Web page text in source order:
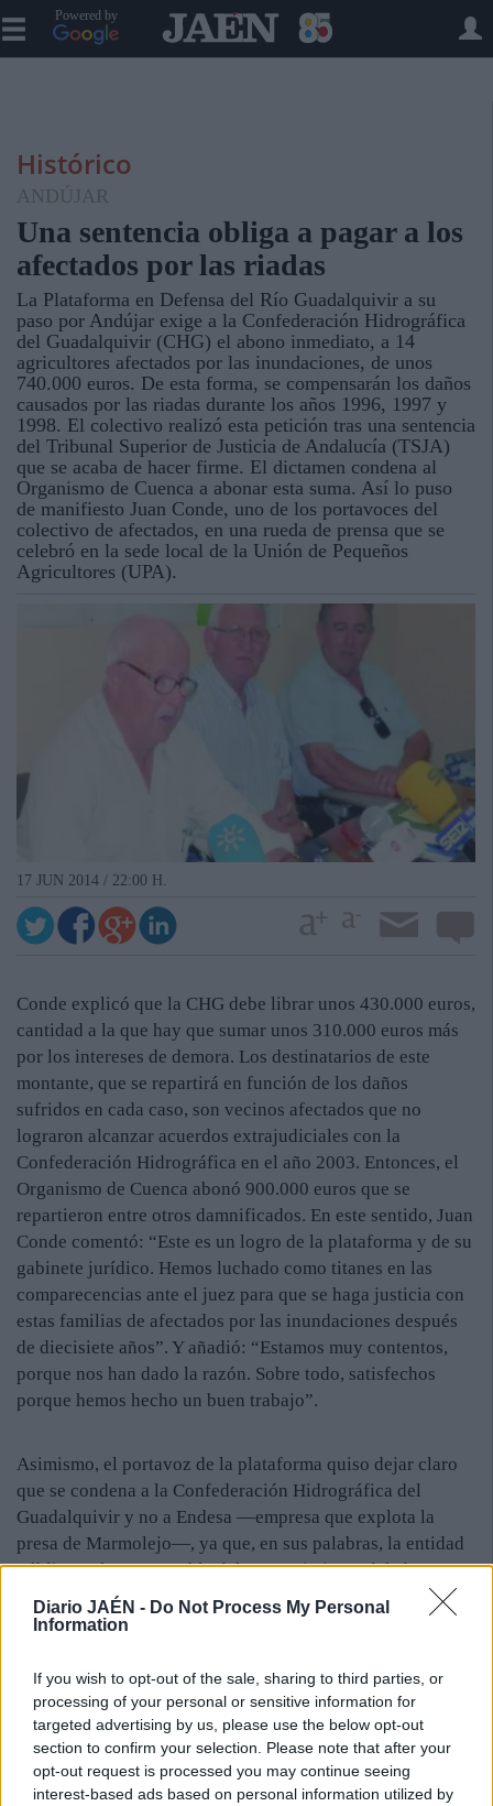
Diario JAÉN - Do Not Process My Personal
Information
If you wish to opt-out of the sale, sharing to third parties, or
processing of your personal or sensitive information for
targeted advertising by us, please use the below opt-out
section to confirm your selection. Please note that after your
opt-out request is processed you may continue seeing
interest-based ads based on personal information utilized by
Powered by
Histórico
ANDÚJAR
Una sentencia obliga a pagar a los
afectados por las riadas
La Plataforma en Defensa del Río Guadalquivir a su
paso por Andújar exige a la Confederación Hidrográfica
del Guadalquivir (CHG) el abono inmediato, a 14
agricultores afectados por las inundaciones, de unos
740.000 euros. De esta forma, se compensarán los daños
causados por las riadas durante los años 1996, 1997 y
1998. El colectivo realizó esta petición tras una sentencia
del Tribunal Superior de Justicia de Andalucía (TSJA)
que se acaba de hacer firme. El dictamen condena al
Organismo de Cuenca a abonar esta suma. Así lo puso
de manifiesto Juan Conde, uno de los portavoces del
colectivo de afectados, en una rueda de prensa que se
celebró en la sede local de la Unión de Pequeños
Agricultores (UPA).
17 JUN 2014 / 22:00 H.
Conde explicó que la CHG debe librar unos 430.000 euros,
cantidad a la que hay que sumar unos 310.000 euros más
por los intereses de demora. Los destinatarios de este
montante, que se repartirá en función de los daños
sufridos en cada caso, son vecinos afectados que no
lograron alcanzar acuerdos extrajudiciales con la
Confederación Hidrográfica en el año 2003. Entonces, el
Organismo de Cuenca abonó 900.000 euros que se
repartieron entre otros damnificados. En este sentido, Juan
Conde comentó: “Este es un logro de la plataforma y de su
gabinete jurídico. Hemos luchado como titanes en las
comparecencias ante el juez para que se haga justicia con
estas familias de afectados por las inundaciones después
de diecisiete años”. Y añadió: “Estamos muy contentos,
porque nos han dado la razón. Sobre todo, satisfechos
porque hemos hecho un buen trabajo”.
Asimismo, el portavoz de la plataforma quiso dejar claro
que se condena a la Confederación Hidrográfica del
Guadalquivir y no a Endesa —empresa que explota la
presa de Marmolejo—, ya que, en sus palabras, la entidad
pública es la responsable del mantenimiento del río
Guadalquivir y quien debe de vigilar para que se cumplan
las normas. “Esperemos que el subdelegado del Gobierno,
haría efectivo el pago de las indemnizaciones cuando
hubiera una sentencia firme”, puntualizó Conde.
Por último, el portavoz de la plataforma solicitó al
organismo competente que dé a conocer el nuevo proyecto